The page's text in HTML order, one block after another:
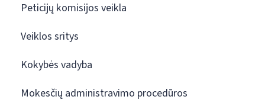
Peticijų komisijos veikla
Veiklos sritys
Kokybės vadyba
Mokesčių administravimo procedūros